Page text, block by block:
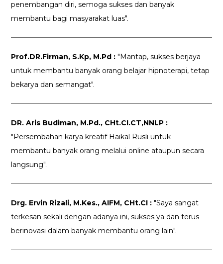
penembangan diri, semoga sukses dan banyak
membantu bagi masyarakat luas".
Prof.DR.Firman, S.Kp, M.Pd : "Mantap, sukses berjaya
untuk membantu banyak orang belajar hipnoterapi, tetap
bekarya dan semangat".
DR. Aris Budiman, M.Pd., CHt.CI.CT,NNLP :
"Persembahan karya kreatif Haikal Rusli untuk
membantu banyak orang melalui online ataupun secara
langsung".
Drg. Ervin Rizali, M.Kes., AIFM, CHt.CI : "Saya sangat
terkesan sekali dengan adanya ini, sukses ya dan terus
berinovasi dalam banyak membantu orang lain".